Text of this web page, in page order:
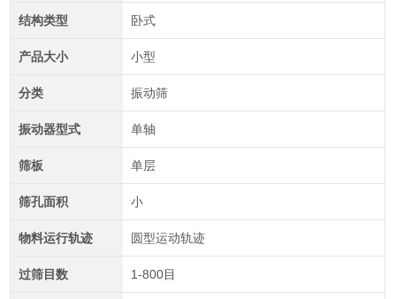
结构类型 卧式
产品大小 小型
分类 振动筛
振动器型式 单轴
筛板 单层
筛孔面积 小
物料运行轨迹 圆型运动轨迹
过筛目数 1-800目